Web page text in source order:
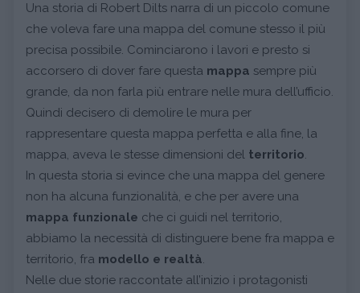
Una storia di Robert Dilts narra di un piccolo comune
che voleva fare una mappa del comune stesso il più
precisa possibile. Cominciarono i lavori e presto si
accorsero di dover fare questa mappa sempre più
grande, da non farla più entrare nelle mura dell’ufficio.
Quindi decisero di demolire le mura per
rappresentare questa mappa perfetta e alla fine, la
mappa, aveva le stesse dimensioni del territorio.
In questa storia si evince che una mappa del genere
non ha alcuna funzionalità, e che per avere una
mappa funzionale che ci guidi nel territorio,
abbiamo la necessità di distinguere bene fra mappa e
territorio, fra modello e realtà.
Nelle due storie raccontate all’inizio i protagonisti